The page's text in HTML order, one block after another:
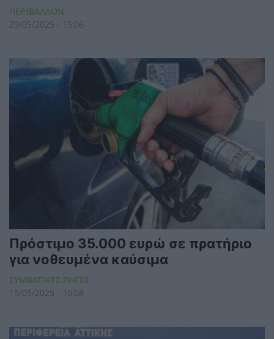
ΠΕΡΙΒΑΛΛΟΝ
29/05/2025 - 15:06
Πρόστιμο 35.000 ευρώ σε πρατήριο
για νοθευμένα καύσιμα
ΣΥΜΒΑΤΙΚΕΣ ΠΗΓΕΣ
15/05/2025 - 10:08